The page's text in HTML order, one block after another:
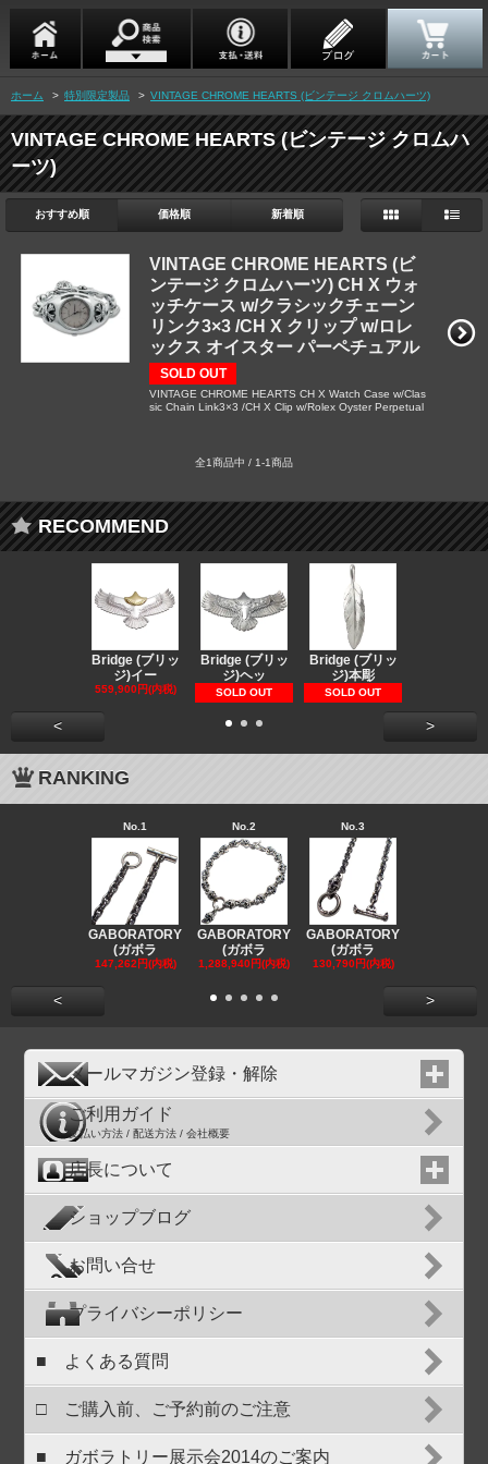
ホーム > 特別限定製品 > VINTAGE CHROME HEARTS (ビンテージ クロムハーツ)
VINTAGE CHROME HEARTS (ビンテージ クロムハ
ーツ)
おすすめ順 価格順 新着順
VINTAGE CHROME HEARTS (ビ
ンテージ クロムハーツ) CH X ウォ
ッチケース w/クラシックチェーン
リンク3×3 /CH X クリップ w/ロレ
ックス オイスター パーペチュアル
SOLD OUT
VINTAGE CHROME HEARTS CH X Watch Case w/Clas
sic Chain Link3×3 /CH X Clip w/Rolex Oyster Perpetual
全1商品中 / 1-1商品
RECOMMEND
Bridge (ブリッ
ジ)イー
559,900円(内税)
Bridge (ブリッ
ジ)ヘッ
SOLD OUT
Bridge (ブリッ
ジ)本彫
SOLD OUT
< >
RANKING
No.1
GABORATORY
(ガボラ
147,262円(内税)
No.2
GABORATORY
(ガボラ
1,288,940円(内税)
No.3
GABORATORY
(ガボラ
130,790円(内税)
< >
メールマガジン登録・解除
ご利用ガイド
支払い方法 / 配送方法 / 会社概要
店長について
ショップブログ
お問い合せ
プライバシーポリシー
■ よくある質問
□ ご購入前、ご予約前のご注意
■ ガボラトリー展示会2014のご案内